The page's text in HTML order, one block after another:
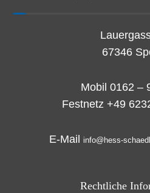
67346
Mobil 0162 –
Festnetz +49
E-Mail info@hess-
Rechtliche